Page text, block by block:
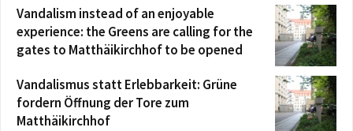
Vandalism instead of an enjoyable
experience: the Greens are calling for the
gates to Matthäikirchhof to be opened
Vandalismus statt Erlebbarkeit: Grüne
fordern Öffnung der Tore zum
Matthäikirchhof